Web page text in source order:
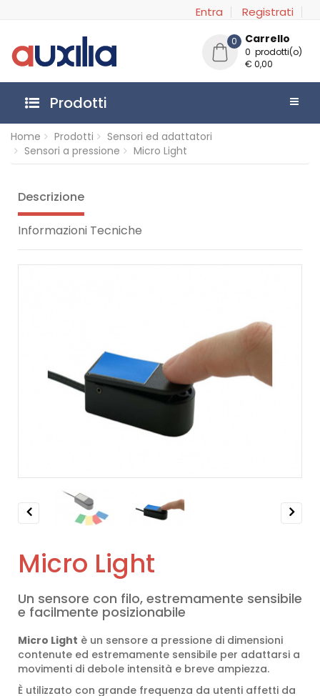
Entra Registrati
0 Carrello
0 prodotti(o)
€ 0,00
Prodotti
Home Prodotti
Sensori ed adattatori
Sensori a pressione
Micro Light
Descrizione
Informazioni Tecniche
Micro Light
Un sensore con filo, estremamente sensibile
e facilmente posizionabile
Micro Light è un sensore a pressione di dimensioni
contenute ed estremamente sensibile per adattarsi a
movimenti di debole intensità e breve ampiezza.
È utilizzato con grande frequenza da utenti affetti da